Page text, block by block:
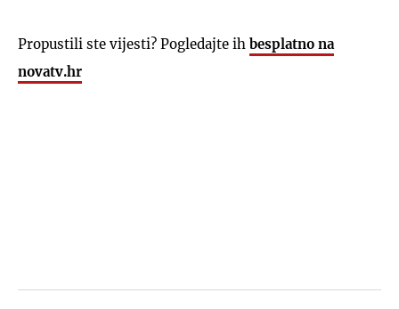
Propustili ste vijesti? Pogledajte ih besplatno na
novatv.hr